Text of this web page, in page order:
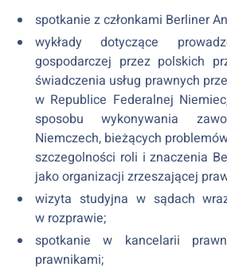
spotkanie z członkami Berliner
wykłady dotyczące
gospodarczej przez polskich
świadczenia usług prawnych
w Republice Federalnej
sposobu wykonywania
Niemczech, bieżących
szczegolności roli i znaczenia
jako organizacji zrzeszającej
wizyta studyjna w sądach
w rozprawie;
spotkanie w kancelarii
prawnikami;